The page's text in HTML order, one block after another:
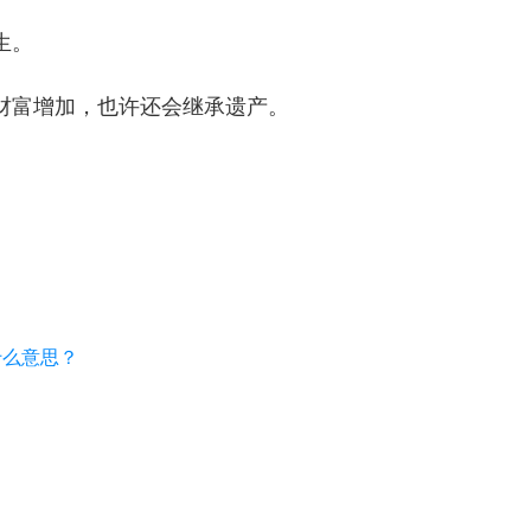
增加，也许还会继承遗产。
意思？